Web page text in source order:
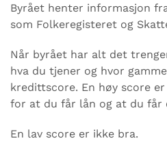
Byrået henter informasjon
som Folkeregisteret og
Når byrået har alt det
hva du tjener og hvor
kredittscore. En høy score
for at du får lån og at du får
En lav score er ikke bra.